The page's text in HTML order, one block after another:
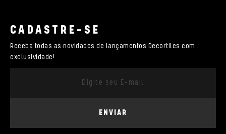
CADASTRE-SE
Receba todas as novidades de lançamentos Decortiles com
exclusividade!
ENVIAR